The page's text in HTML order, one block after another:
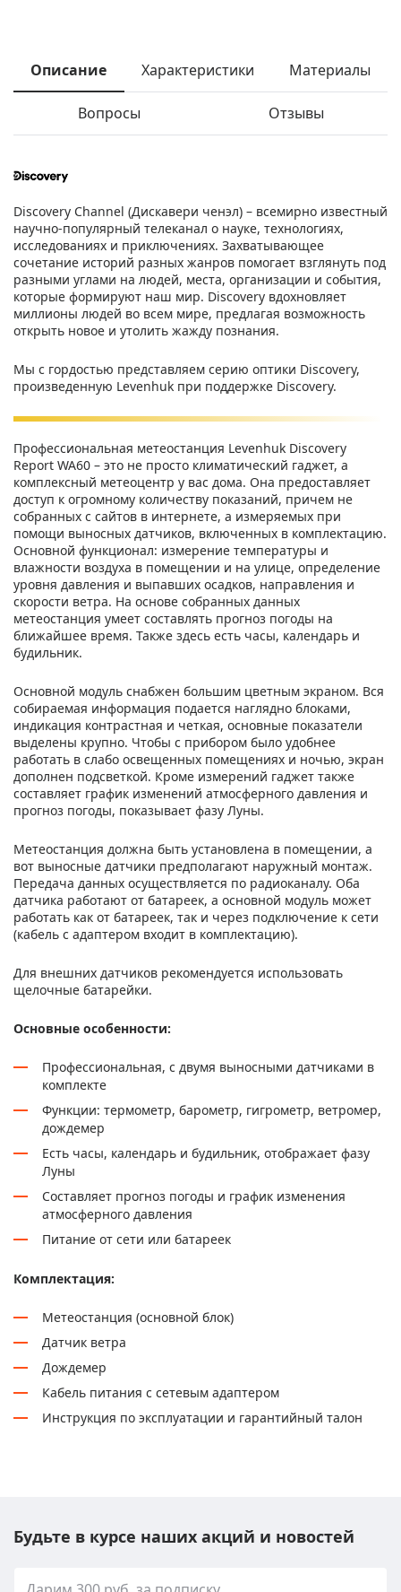
Описание Характеристики Материалы
Вопросы Отзывы
Discovery Channel (Дискавери ченэл) – всемирно известный
научно-популярный телеканал о науке, технологиях,
исследованиях и приключениях. Захватывающее
сочетание историй разных жанров помогает взглянуть под
разными углами на людей, места, организации и события,
которые формируют наш мир. Discovery вдохновляет
миллионы людей во всем мире, предлагая возможность
открыть новое и утолить жажду познания.
Мы с гордостью представляем серию оптики Discovery,
произведенную Levenhuk при поддержке Discovery.
Профессиональная метеостанция Levenhuk Discovery
Report WA60 – это не просто климатический гаджет, а
комплексный метеоцентр у вас дома. Она предоставляет
доступ к огромному количеству показаний, причем не
собранных с сайтов в интернете, а измеряемых при
помощи выносных датчиков, включенных в комплектацию.
Основной функционал: измерение температуры и
влажности воздуха в помещении и на улице, определение
уровня давления и выпавших осадков, направления и
скорости ветра. На основе собранных данных
метеостанция умеет составлять прогноз погоды на
ближайшее время. Также здесь есть часы, календарь и
будильник.
Основной модуль снабжен большим цветным экраном. Вся
собираемая информация подается наглядно блоками,
индикация контрастная и четкая, основные показатели
выделены крупно. Чтобы с прибором было удобнее
работать в слабо освещенных помещениях и ночью, экран
дополнен подсветкой. Кроме измерений гаджет также
составляет график изменений атмосферного давления и
прогноз погоды, показывает фазу Луны.
Метеостанция должна быть установлена в помещении, а
вот выносные датчики предполагают наружный монтаж.
Передача данных осуществляется по радиоканалу. Оба
датчика работают от батареек, а основной модуль может
работать как от батареек, так и через подключение к сети
(кабель с адаптером входит в комплектацию).
Для внешних датчиков рекомендуется использовать
щелочные батарейки.
Основные особенности:
Профессиональная, с двумя выносными датчиками в
комплекте
Функции: термометр, барометр, гигрометр, ветромер,
дождемер
Есть часы, календарь и будильник, отображает фазу
Луны
Составляет прогноз погоды и график изменения
атмосферного давления
Питание от сети или батареек
Комплектация:
Метеостанция (основной блок)
Датчик ветра
Дождемер
Кабель питания с сетевым адаптером
Инструкция по эксплуатации и гарантийный талон
Будьте в курсе наших акций и новостей